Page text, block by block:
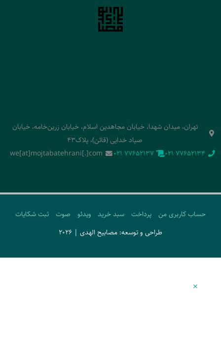
تهران، میدان شهدا، خیابان مجاهدین اسلام، خیابان زرین‌خامه، خیابان
صیاد خدایی (قائن)، پلاک43
‭021 77652134‬
‭021 77652137‬
we[at]mojtabatehrani[.]com
حساب کاربری من پرداخت سبد خرید ویدئو صوت
ثبت شکایات
طراحی و توسعه: مصابیح الهدی | 2026